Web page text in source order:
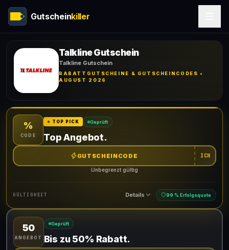
Gutscheinkiller
Talkline Gutschein
Talkline Gutschein
RABATTGUTSCHEINE & GUTSCHEINCODES •
AUGUST 2026
%
CODE
⭐ TOP PICK Geprüft
Top Angebot.
GUTSCHEINCODE ICH
Unbegrenzt gültig
GÜLTIGKEIT Details 99 % Erfolgsquote
Gültig für teilnehmende Produkte
Gib den Code an der Kasse ein, um den Rabatt zu erhalten
50
ANGEBOT
Geprüft
Bis zu 50% Rabatt.